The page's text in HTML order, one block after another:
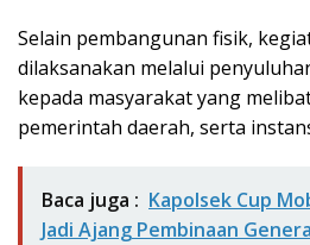
Selain pembangunan fisik,
dilaksanakan melalui
kepada masyarakat yang
pemerintah daerah, serta
Baca juga : Kapolsek Cup
Jadi Ajang Pembinaan